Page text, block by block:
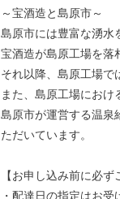
～宝酒造と島原市～
島原市には豊富な湧水
宝酒造が島原工場を落
それ以降、島原工場で
また、島原工場におけ
島原市が運営する温泉
ただいています。
【お申し込み前に必ず
・配達日の指定はお受